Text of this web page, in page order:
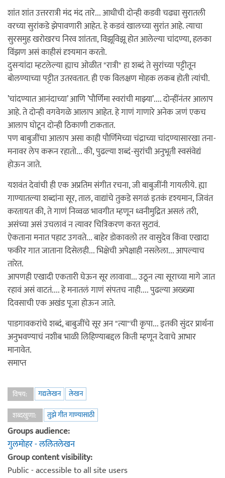
शांत शांत उत्तररात्री मंद मंद तारे... आधीची दोन्ही कडवी चढ्या सुरातली
वरच्या सुरांकडे झेपावणारी आहेत. हे कडवं खालच्या सुरांत आहे. त्याचा
सुरसमुह खरोखरच निरव शांतता, विझूविझू होत आलेल्या चांदण्या, हलका
विंझण असं काहीसं दृश्यमान करतो.
दुसर्‍यांदा म्हटलेल्या ह्याच ओळीत "रात्री" हा शब्दं ते सुरांच्या पट्टीतून
बोलण्याच्या पट्टीत उतरवतात. ही एक विलक्षण मोहक लकब होती त्यांची.
’चांदण्यात आनंदाच्या’ आणि ’पौर्णिमा स्वरांची माझ्या’.... दोन्हींनंतर आलाप
आहे. ते दोन्ही वगवेगळे आलाप आहेत. हे गाणं गाणारे अनेक जणं एकच
आलाप घोटून दोन्ही ठिकाणी टाकतात.
पण बाबुजींचा आलाप असा काही पौर्णिमेच्या चंद्राच्या चांदण्यासारखा तना-
मनावर लेप करून रहातो... की, पुढल्या शब्दं-सुरांची अनुभूती स्वसंवेद्यं
होऊन जाते.
यशवंत देवांची ही एक अप्रतिम संगीत रचना, जी बाबुजींनी गायलीये. ह्या
गाण्यातल्या शब्दांना सूर, ताल, वाद्यांचे तुकडे सगळं इतकं दृश्यमान, जिवंत
करतायत की, ते गाणं निव्वळ भावगीत म्हणून ध्वनीमुद्रित असलं तरी,
असंच्या असं उचलावं न त्यावर चित्रिकरण करत सुटावं.
ऐकताना मनात पहाट उगवते... बाहेर डोकावलो तर वासुदेव किंवा एखादा
फकीर गात जाताना दिसेलही... भिक्षेची अपेक्षाही नसलेला... आपल्याच
तारेत.
आपणही एखादी एकतारी घेऊन सूर लावावा... उठून त्या सूराच्या मागे जात
रहावं असं वाटतं.... हे मनातलं गाणं संपतच नाही.... पुढल्या अख्ख्या
दिवसाची एक अखंड पूजा होऊन जाते.
पाडगावकरांचे शब्दं, बाबुजींचे सूर अन "त्या"ची कृपा... इतकी सुंदर प्रार्थना
अनुभवण्याचं नशीब भाळी लिहिण्याबद्दल किती म्हणून देवाचे आभार
मानावेत.
समाप्त
विषय: गद्यलेखन
लेखन
शब्दखुणा:
तुझे गीत गाण्यासाठी
Groups audience:
गुलमोहर - ललितलेखन
Group content visibility:
Public - accessible to all site users